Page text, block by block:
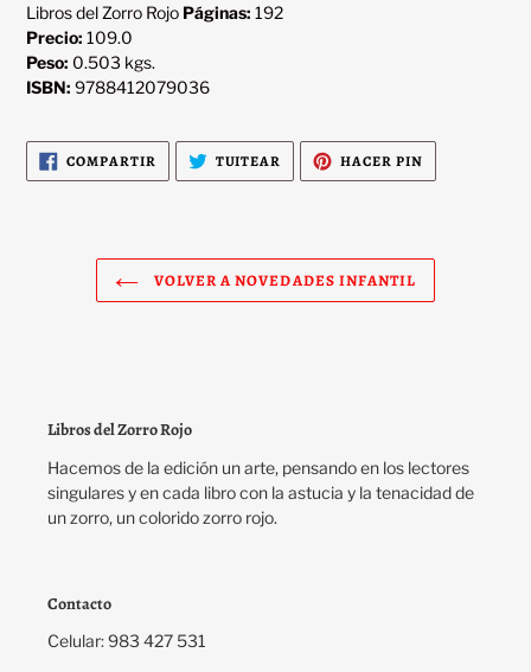
Libros del Zorro Rojo Páginas: 192
Precio: 109.0
Peso: 0.503 kgs.
ISBN: 9788412079036
COMPARTIR COMPARTIR
EN
FACEBOOK
TUITEAR TUITEAR
TWITTER
HACER PINPINEAR
PINTEREST
VOLVER A NOVEDADES INFANTIL
Libros del Zorro Rojo
Hacemos de la edición un arte, pensando en los lectores
singulares y en cada libro con la astucia y la tenacidad de
un zorro, un colorido zorro rojo.
Contacto
Celular: 983 427 531